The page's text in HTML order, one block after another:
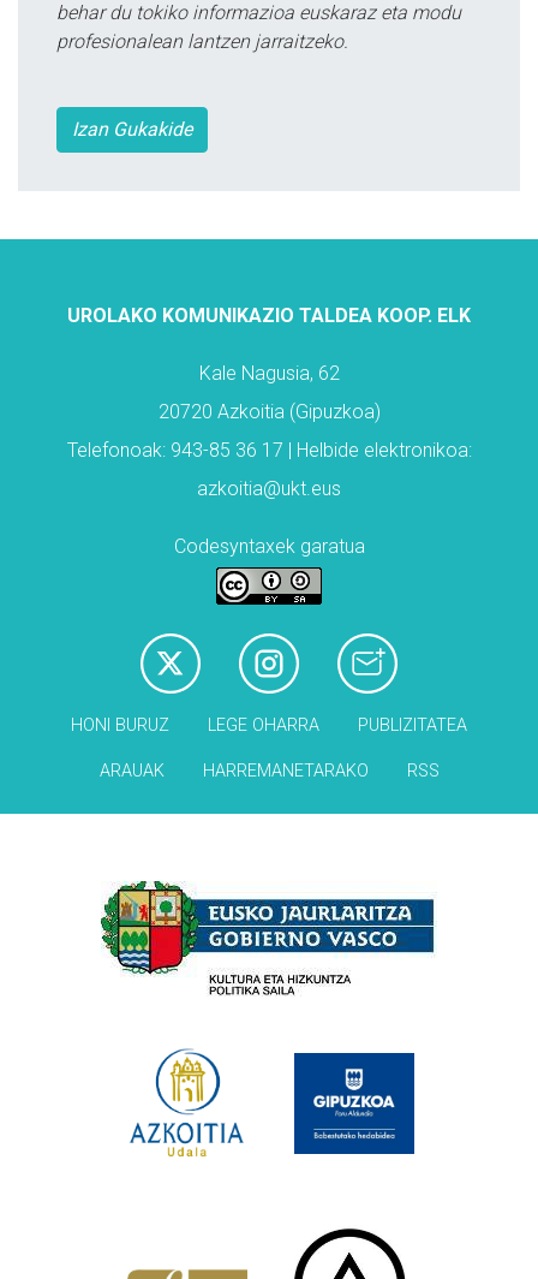
behar du tokiko informazioa euskaraz eta modu
profesionalean lantzen jarraitzeko.
Izan Gukakide
UROLAKO KOMUNIKAZIO TALDEA KOOP. ELK
Kale Nagusia, 62
20720 Azkoitia (Gipuzkoa)
Telefonoak: 943-85 36 17 | Helbide elektronikoa:
azkoitia@ukt.eus
Codesyntaxek garatua
HONI BURUZ LEGE OHARRA PUBLIZITATEA
ARAUAK HARREMANETARAKO RSS